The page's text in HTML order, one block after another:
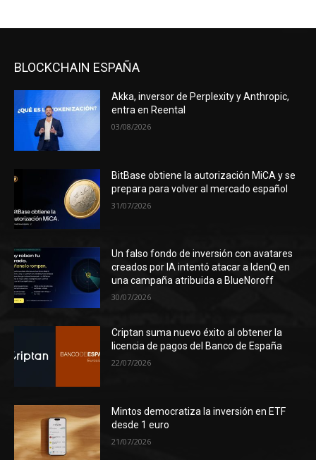
BLOCKCHAIN ESPAÑA
Akka, inversor de Perplexity y Anthropic,
entra en Reental
03/08/2026
BitBase obtiene la autorización MiCA y se
prepara para volver al mercado español
31/07/2026
Un falso fondo de inversión con avatares
creados por IA intentó atacar a IdenQ en
una campaña atribuida a BlueNoroff
30/07/2026
Criptan suma nuevo éxito al obtener la
licencia de pagos del Banco de España
22/07/2026
Mintos democratiza la inversión en ETF
desde 1 euro
21/07/2026